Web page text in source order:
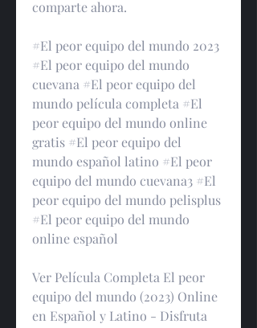
comparte ahora.
#El peor equipo del mundo 2023
#El peor equipo del mundo
cuevana #El peor equipo del
mundo película completa #El
peor equipo del mundo online
gratis #El peor equipo del
mundo español latino #El peor
equipo del mundo cuevana3 #El
peor equipo del mundo pelisplus
#El peor equipo del mundo
online español
Ver Película Completa El peor
equipo del mundo (2023) Online
en Español y Latino - Disfruta